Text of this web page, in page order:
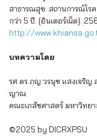
สาธารณสุข. สถานการณ์โรค
กว่า 5 ปี. [อินเตอร์เน็ต].
http://
บทความโดย
รศ.ดร.ภญ.วรนุช แสงเจริญ
ญาณ
คณะเภสัชศาสตร์ มหาวิทย
©2025 by DICRXPSU